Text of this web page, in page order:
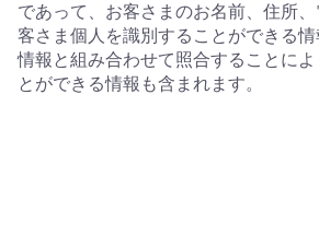
であって、お客さまのお名前、住所
客さま個人を識別することができる
情報と組み合わせて照合することに
とができる情報も含まれます。